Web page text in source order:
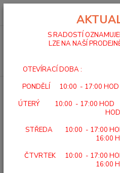
KOUPELNOVÝ PROGRAM
STOLIČKY K VANĚ
Upřesnit
S RADOSTÍ
LZE NA NAŠÍ
OTEVÍRACÍ DOBA :
PONDĚLÍ 10:00 - 17:00
ÚTERÝ 10:00 - 17:00
HOD
STŘEDA 10:00 - 17:00
16:00
ČTVRTEK 10:00 - 17:00
16:00